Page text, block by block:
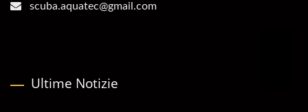
scuba.aquatec@gmail.com
Ultime Notizie